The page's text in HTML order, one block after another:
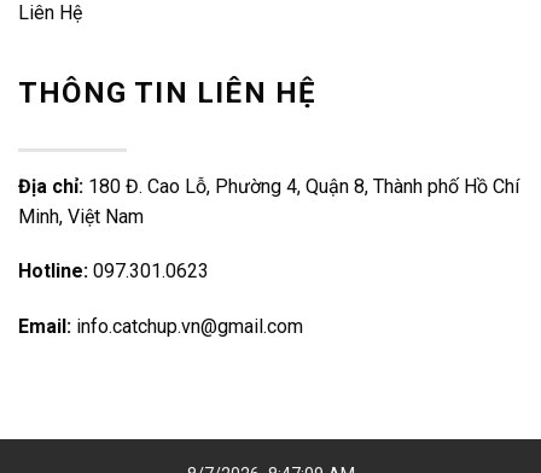
Liên Hệ
THÔNG TIN LIÊN HỆ
Địa chỉ: 180 Đ. Cao Lỗ, Phường 4, Quận 8, Thành phố Hồ Chí
Minh, Việt Nam
Hotline: 097.301.0623
Email: info.catchup.vn@gmail.com